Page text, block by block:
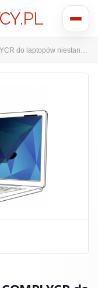
Pokaż
menu
.PL
laptopów niestandardowych bez ramki